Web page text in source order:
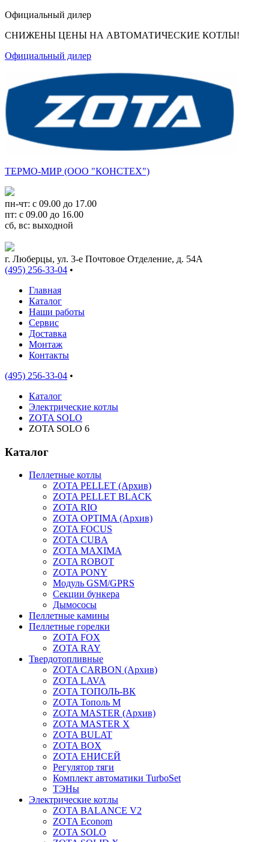
Официальный дилер
СНИЖЕНЫ ЦЕНЫ НА АВТОМАТИЧЕСКИЕ КОТЛЫ!
Официальный дилер
ТЕРМО-МИР (ООО "КОНСТЕХ")
пн-чт: с 09.00 до 17.00
пт: с 09.00 до 16.00
сб, вс: выходной
г. Люберцы, ул. 3-е Почтовое Отделение, д. 54А
(495) 256-33-04 •
Главная
Каталог
Наши работы
Сервис
Доставка
Монтаж
Контакты
(495) 256-33-04 •
Каталог
Электрические котлы
ZOTA SOLO
ZOTA SOLO 6
Каталог
Пеллетные котлы
ZOTA PELLET (Архив)
ZOTA PELLET BLACK
ZOTA RIO
ZOTA OPTIMA (Архив)
ZOTA FOCUS
ZOTA CUBA
ZOTA MAXIMA
ZOTA ROBOT
ZOTA PONY
Модуль GSM/GPRS
Секции бункера
Дымососы
Пеллетные камины
Пеллетные горелки
ZOTA FOX
ZOTA RAY
Твердотопливные
ZOTA CARBON (Архив)
ZOTA LAVA
ZOTA ТОПОЛЬ-ВК
ZOTA Тополь М
ZOTA MASTER (Архив)
ZOTA MASTER X
ZOTA BULAT
ZOTA BOX
ZOTA ЕНИСЕЙ
Регулятор тяги
Комплект автоматики TurboSet
ТЭНы
Электрические котлы
ZOTA BALANCE V2
ZOTA Econom
ZOTA SOLO